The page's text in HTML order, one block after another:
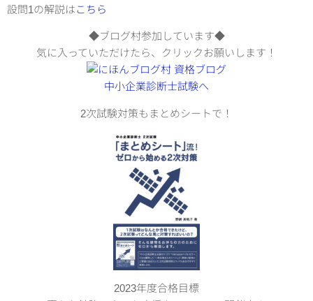
設問1の解説はこちら
◆ブログ村参加しています◆
気に入っていただけたら、クリックお願いします！
2次試験対策もまとめシートで！
2023年度合格目標